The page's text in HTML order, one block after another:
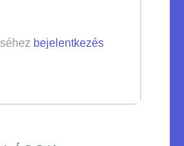
bejelentkezés